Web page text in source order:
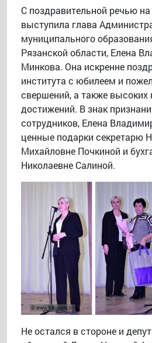
С поздравительной речью
выступила глава
муниципального
Рязанской области, Елена
Минкова. Она искренне
института с юбилеем и
свершений, а также высоких
достижений. В знак
сотрудников, Елена
ценные подарки секретарю
Михайловне Почкиной и
Николаевне Салиной.
Не остался в стороне и